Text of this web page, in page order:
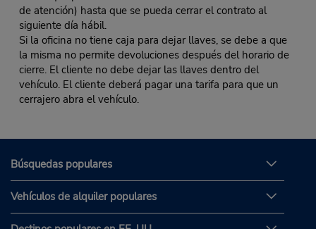
de atención) hasta que se pueda cerrar el contrato al
siguiente día hábil.
Si la oficina no tiene caja para dejar llaves, se debe a que
la misma no permite devoluciones después del horario de
cierre. El cliente no debe dejar las llaves dentro del
vehículo. El cliente deberá pagar una tarifa para que un
cerrajero abra el vehículo.
Búsquedas populares
Vehículos de alquiler populares